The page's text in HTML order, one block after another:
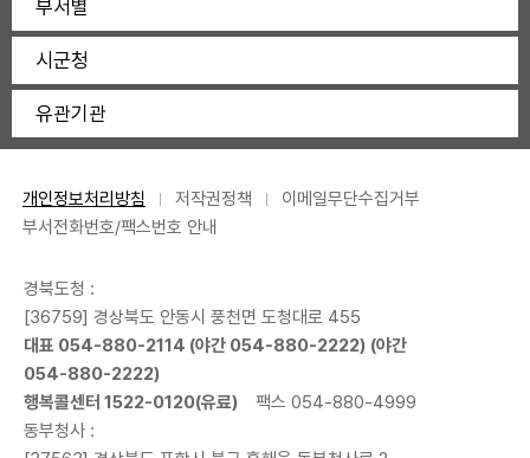
부서별
시군청
유관기관
개인정보처리방침 저작권정책
이메일무단수집거부
부서전화번호/팩스번호 안내
경북도청 :
[36759] 경상북도 안동시 풍천면 도청대로 455
대표 054-880-2114 (야간 054-880-2222) (야간
054-880-2222)
행복콜센터 1522-0120(유료)
팩스 054-880-4999
동부청사 :